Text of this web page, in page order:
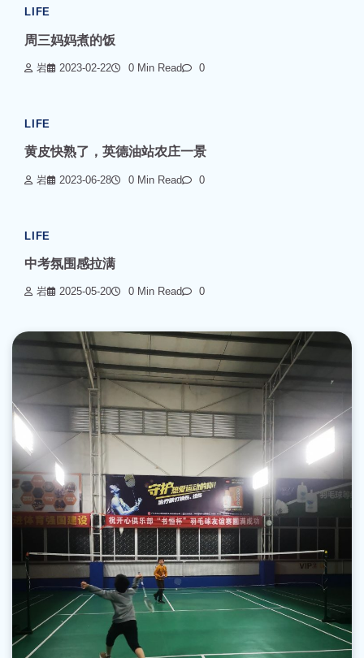
LIFE
周三妈妈煮的饭
岩 2023-02-22 0 Min Read 0
LIFE
黄皮快熟了，英德油站农庄一景
岩 2023-06-28 0 Min Read 0
LIFE
中考氛围感拉满
岩 2025-05-20 0 Min Read 0